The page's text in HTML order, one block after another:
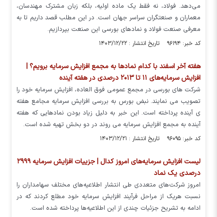
می‌دهد. فولاد، نه فقط یک ماده اولیه، بلکه زبان مشترک مهندسان،
معماران و صنعتگران سراسر جهان است. در این مطلب قصد داریم تا به
معرفی صنعت فولاد و نمادهای بورسی این صنعت بپردازیم.
کد خبر: ۹۶۱۹۴ تاریخ انتشار : ۱۴۰۳/۱۲/۲۲
هفته آخر اسفند با کدام نماد‌ها به مجمع افزایش سرمایه برویم؟ |
افزایش سرمایه‌های ۱۱ تا ۲۰۱۳ درصدی در هفته آینده
شرکت های بورسی در مجمع عمومی فوق العاده، افزایش سرمایه خود را
تصویب می نمایند. نبض بورس به بررسی افزایش سرمایه مجامع هفته
ی آینده پرداخته است. این خبر به دلیل زیاد بودن نمادهایی که هفته
آینده به مجمع افزایش سرمایه می روند در دو بخش تهیه شده است.
کد خبر: ۹۶۰۹۵ تاریخ انتشار : ۱۴۰۳/۱۲/۲۱
لیست افزایش سرمایه‌های امروز کدال | جزییات افزایش سرمایه ۲۹۹۹
درصدی یک نماد
امروز شرکت‌های متعددی طی انتشار اطلاعیه‌های مختلف سهامداران را
نسبت هریک از مراحل فرآیند افزایش سرمایه خود مطلع کردند که در
ادامه به تشریح جزئیات چندی از این اطلاعیه‌ها پرداخته شده است.